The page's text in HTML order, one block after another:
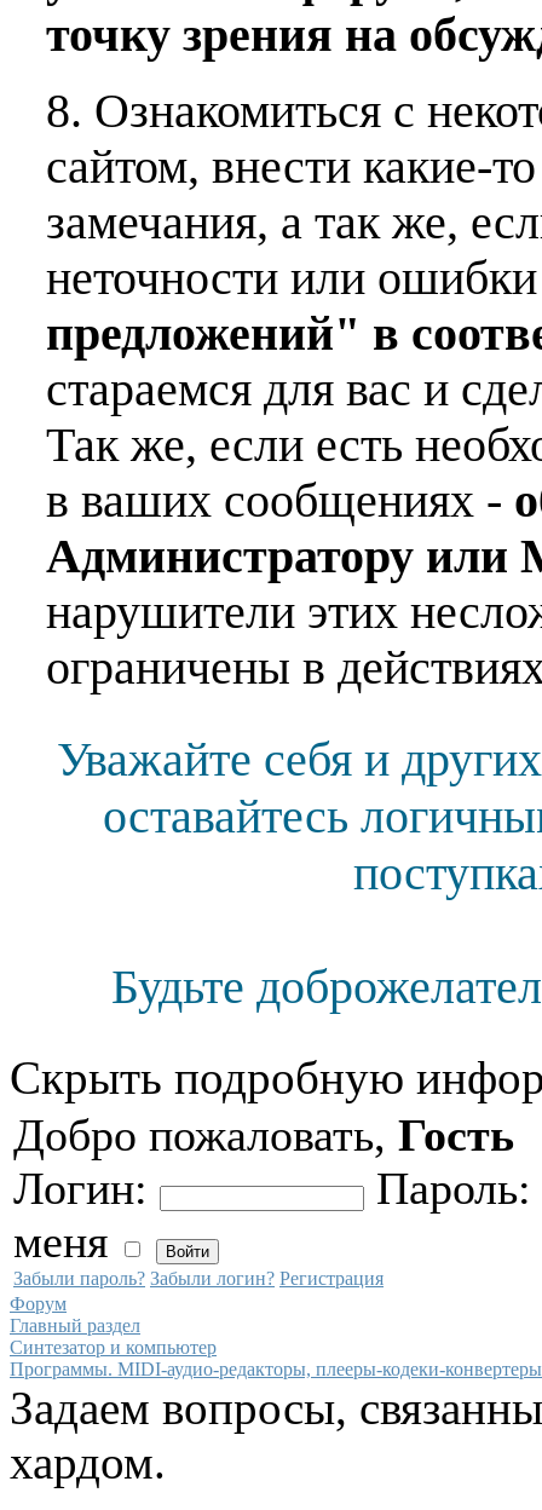
точку зрения на
8. Ознакомиться с
сайтом, внести какие-
замечания, а так же,
неточности или
предложений" в
стараемся для вас и
Так же, если есть
в ваших сообщениях -
Администратору или
нарушители этих
ограничены в
Уважайте себя и
оставайтесь
Будьте
Скрыть подробную
Добро пожаловать, Гость
Логин:
Пароль:
меня
Забыли пароль? Забыли логин? Регистрация
Форум
Главный раздел
Синтезатор и компьютер
Программы. MIDI-аудио-редакторы, плееры-кодеки-
Задаем вопросы,
хардом.